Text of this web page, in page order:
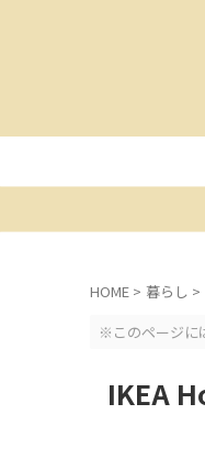
HOME > 暮らし >
※このページに
IKEA